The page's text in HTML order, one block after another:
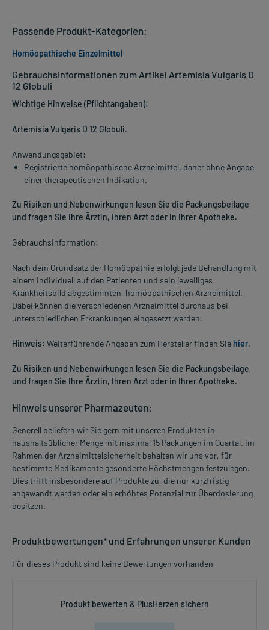
Gebrauchsinformationen zum Artikel Artemisia Vulgaris D
12 Globuli
Wichtige Hinweise (Pflichtangaben):
Artemisia Vulgaris D 12 Globuli.
Anwendungsgebiet:
Registrierte homöopathische Arzneimittel, daher ohne Angabe
einer therapeutischen Indikation.
Zu Risiken und Nebenwirkungen lesen Sie die Packungsbeilage
und fragen Sie Ihre Ärztin, Ihren Arzt oder in Ihrer Apotheke.
Gebrauchsinformation:
Nach dem Grundsatz der Homöopathie erfolgt jede Behandlung mit
einem individuell auf den Patienten und sein jeweiliges
Krankheitsbild abgestimmten, homöopathischen Arzneimittel.
Dabei können die verschiedenen Arzneimittel durchaus bei
unterschiedlichen Erkrankungen eingesetzt werden.
Hinweis: Weiterführende Angaben zum Hersteller finden Sie hier.
Zu Risiken und Nebenwirkungen lesen Sie die Packungsbeilage
und fragen Sie Ihre Ärztin, Ihren Arzt oder in Ihrer Apotheke.
Hinweis unserer Pharmazeuten:
Generell beliefern wir Sie gern mit unseren Produkten in
haushaltsüblicher Menge mit maximal 15 Packungen im Quartal. Im
Rahmen der Arzneimittelsicherheit behalten wir uns vor, für
bestimmte Medikamente gesonderte Höchstmengen festzulegen.
Dies trifft insbesondere auf Produkte zu, die nur kurzfristig
angewandt werden oder ein erhöhtes Potenzial zur Überdosierung
besitzen.
Produktbewertungen* und Erfahrungen unserer Kunden
Für dieses Produkt sind keine Bewertungen vorhanden
Produkt bewerten & PlusHerzen sichern
Passende Produkt-Kategorien:
Homöopathische Einzelmittel